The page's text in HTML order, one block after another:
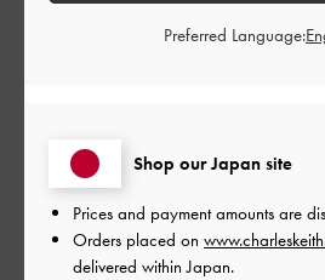
フィルター
Shop our Japan site
Prices and payment amounts are
Orders placed on
delivered within Japan.
Preferred Language: